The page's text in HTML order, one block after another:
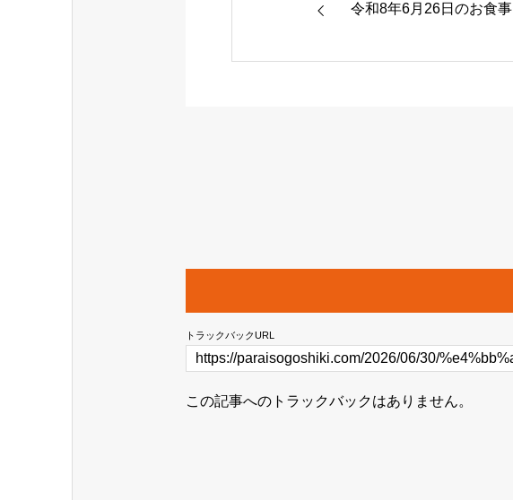
令和8年6月26日のお食事
トラックバックURL
この記事へのトラックバックはありません。